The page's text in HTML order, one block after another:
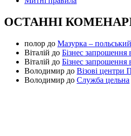
ОСТАННІ
полор до Мазурка –
Віталій до Бізнес
Віталій до Бізнес
Володимир до Візові центри
Володимир до Служба цельна